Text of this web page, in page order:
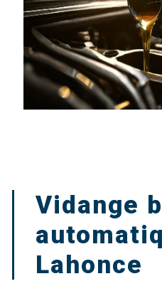
Vidange
Lahonce